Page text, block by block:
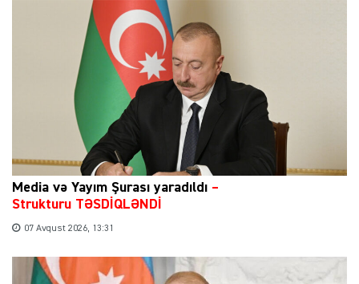
Media və Yayım Şurası yaradıldı –
Strukturu TƏSDİQLƏNDİ
07 Avqust 2026, 13:31